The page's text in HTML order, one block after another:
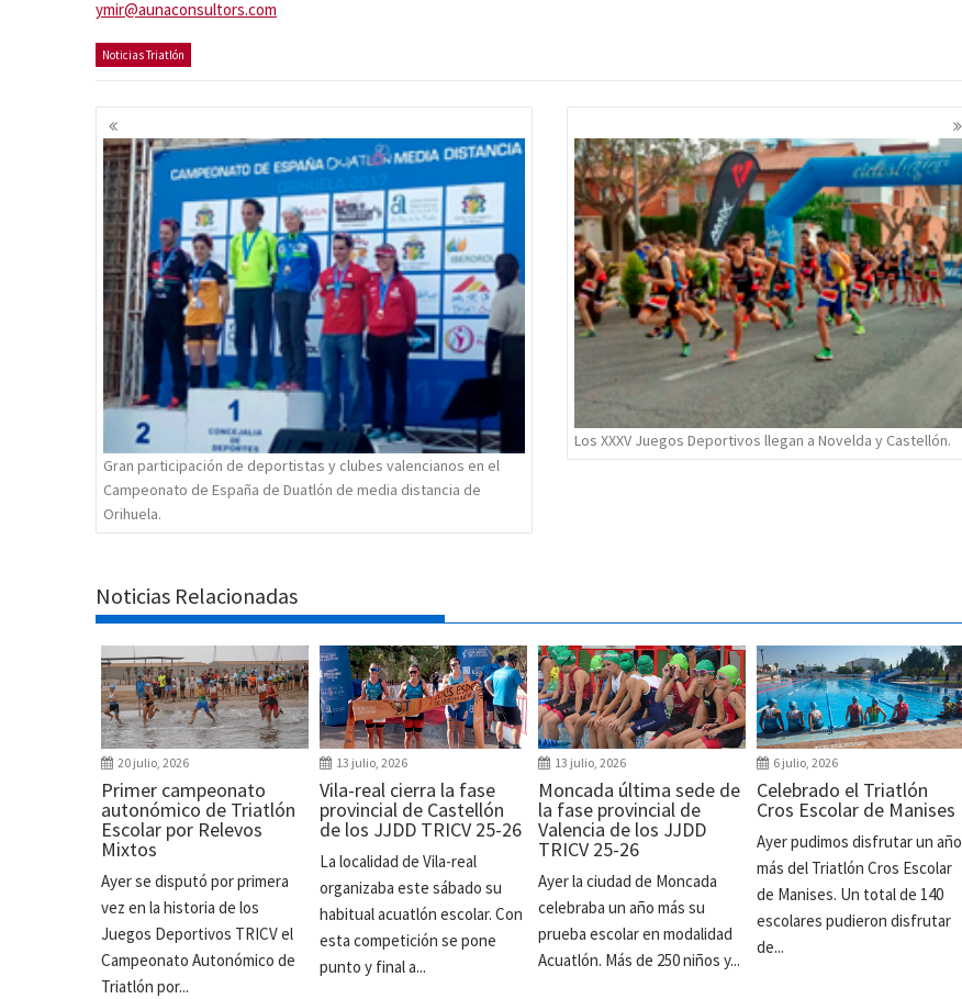
ymir@aunaconsultors.com
Noticias Triatlón
Navegación
de
entradas
Gran participación de deportistas y clubes valencianos en el
Campeonato de España de Duatlón de media distancia de
Orihuela.
Los XXXV Juegos Deportivos llegan a Novelda y Castellón.
Noticias Relacionadas
20 julio, 2026
Primer campeonato
autonómico de Triatlón
Escolar por Relevos
Mixtos
Ayer se disputó por primera
vez en la historia de los
Juegos Deportivos TRICV el
Campeonato Autonómico de
Triatlón por...
13 julio, 2026
Vila-real cierra la fase
provincial de Castellón
de los JJDD TRICV 25-26
La localidad de Vila-real
organizaba este sábado su
habitual acuatlón escolar. Con
esta competición se pone
punto y final a...
13 julio, 2026
Moncada última sede de
la fase provincial de
Valencia de los JJDD
TRICV 25-26
Ayer la ciudad de Moncada
celebraba un año más su
prueba escolar en modalidad
Acuatlón. Más de 250 niños y...
6 julio, 2026
Celebrado el Triatlón
Cros Escolar de Manises
Ayer pudimos disfrutar un año
más del Triatlón Cros Escolar
de Manises. Un total de 140
escolares pudieron disfrutar
de...